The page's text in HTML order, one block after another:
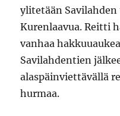
ylitetään
Kurenlaavua. Reitti
vanhaa
Savilahdentien
alaspäinviettävällä
hurmaa.